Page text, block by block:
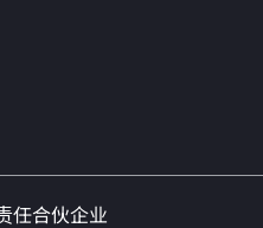
任合伙企业